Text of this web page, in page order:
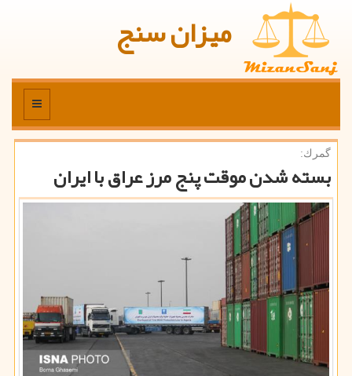
میزان سنج
منو
گمرك:
بسته شدن موقت پنج مرز عراق با ایران